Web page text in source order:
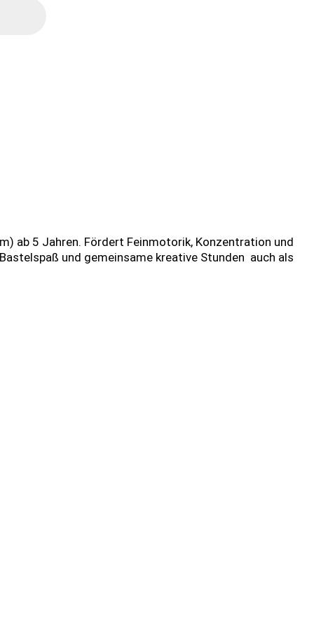
ab 5 Jahren. Fördert Feinmotorik, Konzentration und
und gemeinsame kreative Stunden  auch als